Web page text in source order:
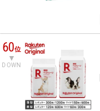
60位
DOWN